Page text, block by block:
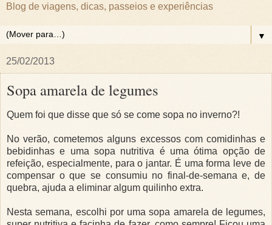
Blog de viagens, dicas, passeios e experiências
▼
25/02/2013
Sopa amarela de legumes
Quem foi que disse que só se come sopa no inverno?!
No verão, cometemos alguns excessos com comidinhas e
bebidinhas e uma sopa nutritiva é uma ótima opção de
refeição, especialmente, para o jantar. É uma forma leve de
compensar o que se consumiu no final-de-semana e, de
quebra, ajuda a eliminar algum quilinho extra.
Nesta semana, escolhi por uma sopa amarela de legumes,